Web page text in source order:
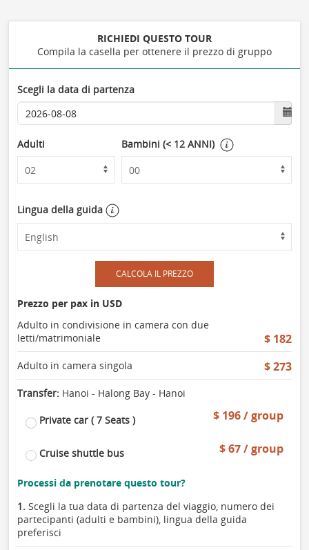
RICHIEDI QUESTO TOUR
Compila la casella per ottenere il prezzo di gruppo
Scegli la data di partenza
Adulti Bambini (< 12 ANNI)
Lingua della guida
CALCOLA IL PREZZO
Prezzo per pax in USD
Adulto in condivisione in camera con due
letti/matrimoniale
$ 182
Adulto in camera singola $ 273
Transfer: Hanoi - Halong Bay - Hanoi
Private car ( 7 Seats ) $ 196 / group
Cruise shuttle bus $ 67 / group
Processi da prenotare questo tour?
1. Scegli la tua data di partenza del viaggio, numero dei
partecipanti (adulti e bambini), lingua della guida
preferisci